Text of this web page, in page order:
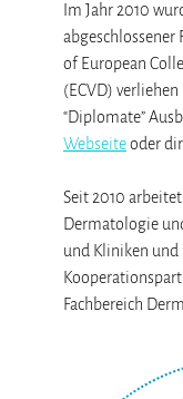
Im Jahr 2010
abgeschlossener
of European
(ECVD)
“Diplomate”
Webseiteoder
Seit 2010
Dermatologie
und Kliniken und
Fachbereich